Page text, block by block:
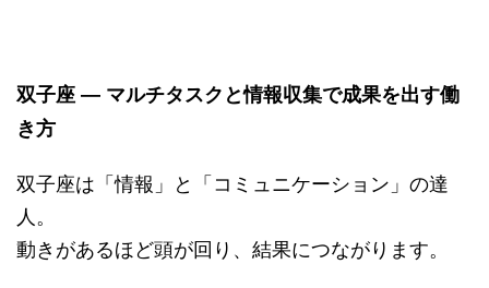
双子座 ― マルチタスクと情報収集で成果を出す働
き方
双子座は「情報」と「コミュニケーション」の達
人。
動きがあるほど頭が回り、結果につながります。